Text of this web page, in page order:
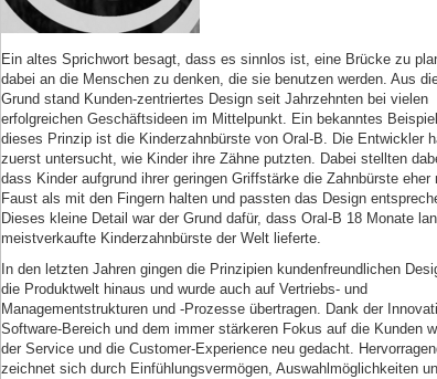
Ein altes Sprichwort besagt, dass es sinnlos ist, eine Brücke zu
dabei an die Menschen zu denken, die sie benutzen werden. Aus
Grund stand Kunden-zentriertes Design seit Jahrzehnten bei vielen
erfolgreichen Geschäftsideen im Mittelpunkt. Ein bekanntes
dieses Prinzip ist die Kinderzahnbürste von Oral-B. Die Entwickler
zuerst untersucht, wie Kinder ihre Zähne putzten. Dabei stellten
dass Kinder aufgrund ihrer geringen Griffstärke die Zahnbürste eher
Faust als mit den Fingern halten und passten das Design
Dieses kleine Detail war der Grund dafür, dass Oral-B 18 Monate
meistverkaufte Kinderzahnbürste der Welt lieferte.
In den letzten Jahren gingen die Prinzipien kundenfreundlichen
die Produktwelt hinaus und wurde auch auf Vertriebs- und
Managementstrukturen und -Prozesse übertragen. Dank der
Software-Bereich und dem immer stärkeren Fokus auf die Kunden
der Service und die Customer-Experience neu gedacht.
zeichnet sich durch Einfühlungsvermögen, Auswahlmöglichkeiten